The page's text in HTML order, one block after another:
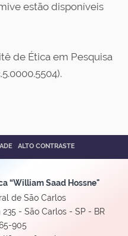
estão disponíveis
de Ética em Pesquisa
ALTO CONTRASTE
“William Saad Hossne"
de São Carlos
- São Carlos - SP - BR
905